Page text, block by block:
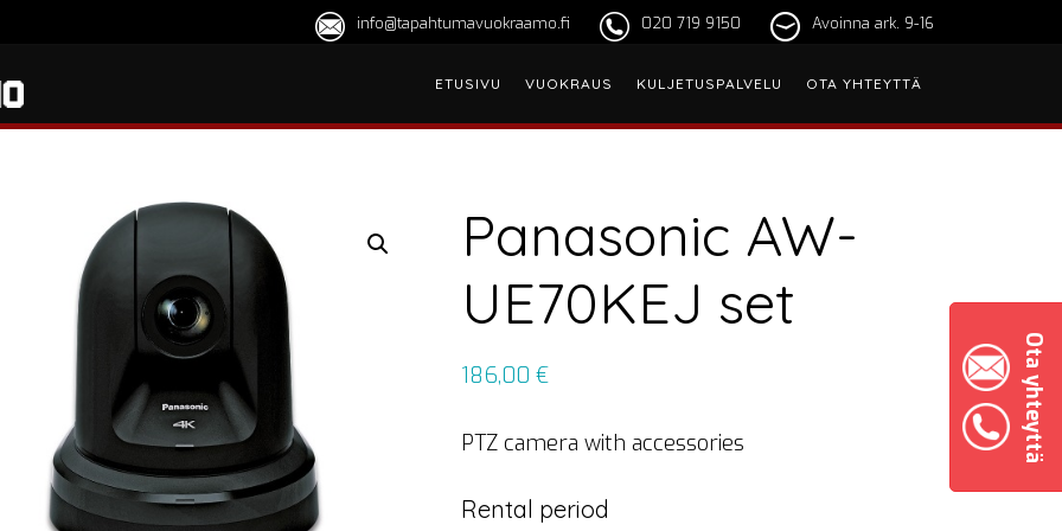
Ota yhteyttä
Avoinna ark. 9-16
020 719 9150
info@tapahtumavuokraamo.fi
ETUSIVU VUOKRAUS KULJETUSPALVELU OTA YHTEYTTÄ
Panasonic AW-
UE70KEJ set
186,00 €
PTZ camera with accessories
Rental period